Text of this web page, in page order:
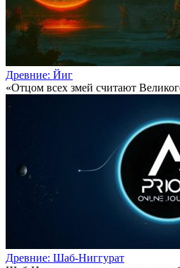
Древние: Йиг
«Отцом всех змей считают
Древние: Шаб-Ниггурат